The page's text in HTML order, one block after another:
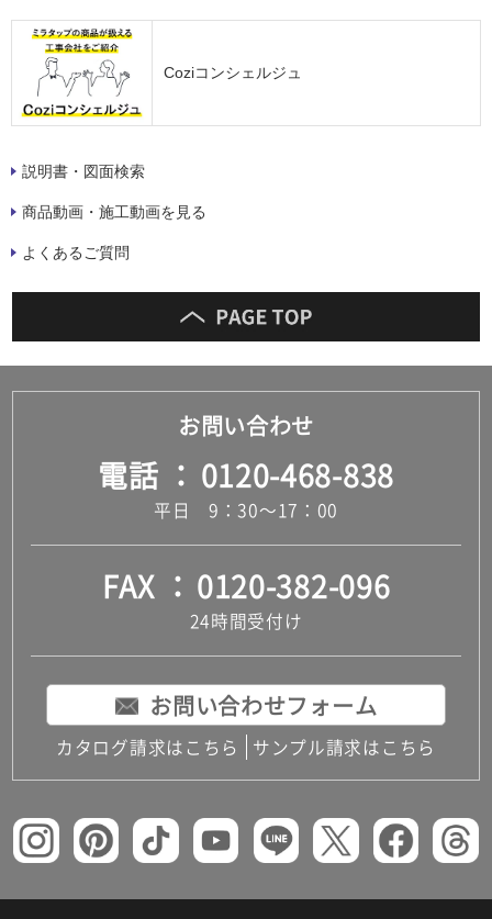
Coziコンシェルジュ
説明書・図面検索
商品動画・施工動画を見る
よくあるご質問
お問い合わせ
電話 0120-468-838
平日 9：30～17：00
FAX 0120-382-096
24時間受付け
お問い合わせフォーム
カタログ請求はこちら サンプル請求はこちら